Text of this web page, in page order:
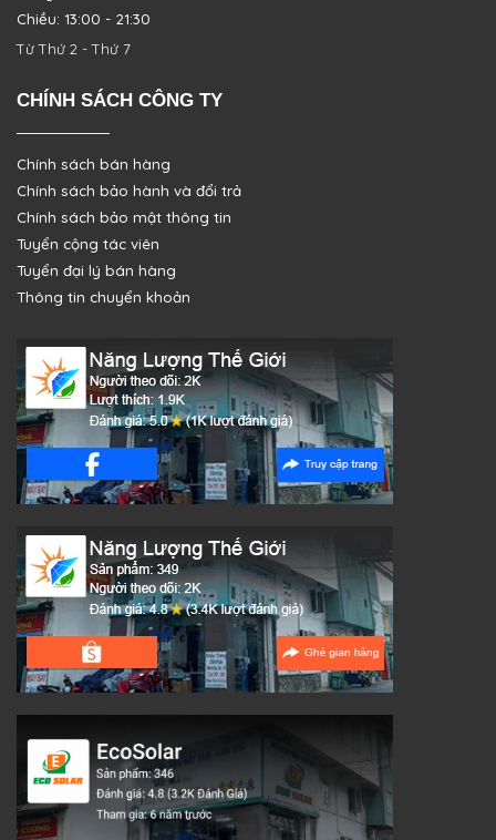
Chiều: 13:00 - 21:30
Từ Thứ 2 - Thứ 7
CHÍNH SÁCH CÔNG TY
Chính sách bán hàng
Chính sách bảo hành và đổi trả
Chính sách bảo mật thông tin
Tuyển cộng tác viên
Tuyển đại lý bán hàng
Thông tin chuyển khoản